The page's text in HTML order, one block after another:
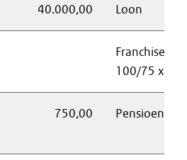
40.000,00 Loon
Franchise
100/75 x
750,00